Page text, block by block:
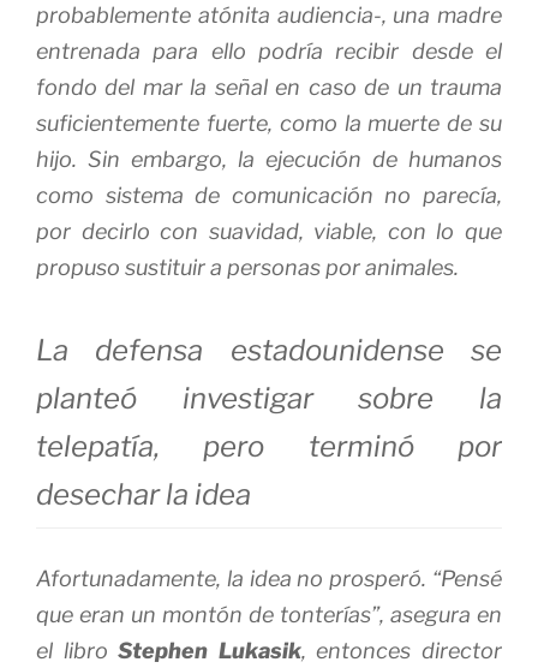
probablemente atónita audiencia-, una madre
entrenada para ello podría recibir desde el
fondo del mar la señal en caso de un trauma
suficientemente fuerte, como la muerte de su
hijo. Sin embargo, la ejecución de humanos
como sistema de comunicación no parecía,
por decirlo con suavidad, viable, con lo que
propuso sustituir a personas por animales.
La defensa estadounidense se
planteó investigar sobre la
telepatía, pero terminó por
desechar la idea
Afortunadamente, la idea no prosperó. “Pensé
que eran un montón de tonterías”, asegura en
el libroStephen Lukasik, entonces director